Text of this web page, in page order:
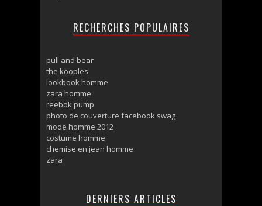
RECHERCHES POPULAIRES
pull and bear
the kooples
lookbook homme
zara homme
reebok pump
photo de couverture facebook swag
mode homme 2012
costume homme
chemise en jean homme
zara
DERNIERS ARTICLES